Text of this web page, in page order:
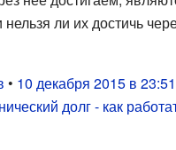
ли их достичь
• 10 декабря 2015 в 23:51
долг - как